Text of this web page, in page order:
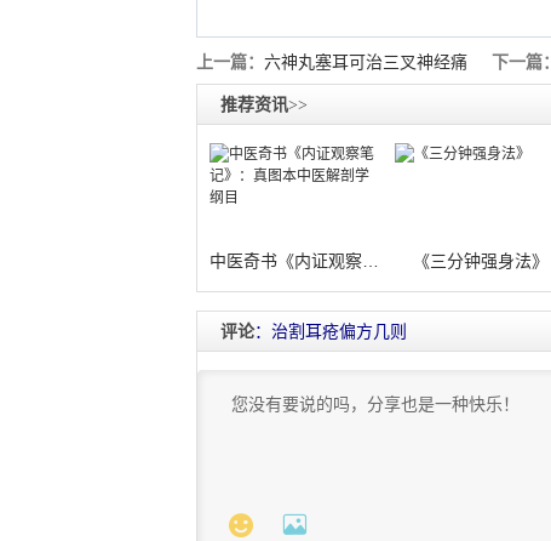
上一篇： 六神丸塞耳可治三叉神经痛 下一篇：
推荐资讯>>
《三分钟强身法》
评论：治割耳疮偏方几则
 